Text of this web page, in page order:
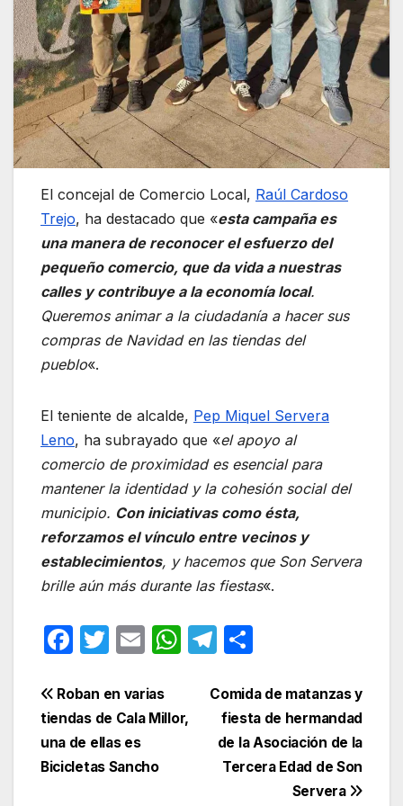
El concejal de Comercio Local, Raúl Cardoso
Trejo, ha destacado que «esta campaña es
una manera de reconocer el esfuerzo del
pequeño comercio, que da vida a nuestras
calles y contribuye a la economía local.
Queremos animar a la ciudadanía a hacer sus
compras de Navidad en las tiendas del
pueblo«.
El teniente de alcalde, Pep Miquel Servera
Leno, ha subrayado que «el apoyo al
comercio de proximidad es esencial para
mantener la identidad y la cohesión social del
municipio. Con iniciativas como ésta,
reforzamos el vínculo entre vecinos y
establecimientos, y hacemos que Son Servera
brille aún más durante las fiestas«.
F
c
e
b
o
T
itt
er
E
ail
W
s
T
e
gr
a
m
m
p
ar
tir
Navegación
de
entradas
Comida de matanzas y
fiesta de hermandad
de la Asociación de la
Tercera Edad de Son
Servera
Roban en varias
tiendas de Cala Millor,
una de ellas es
Bicicletas Sancho